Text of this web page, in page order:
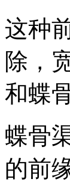
这种
除，
和蝶
蝶骨
的前